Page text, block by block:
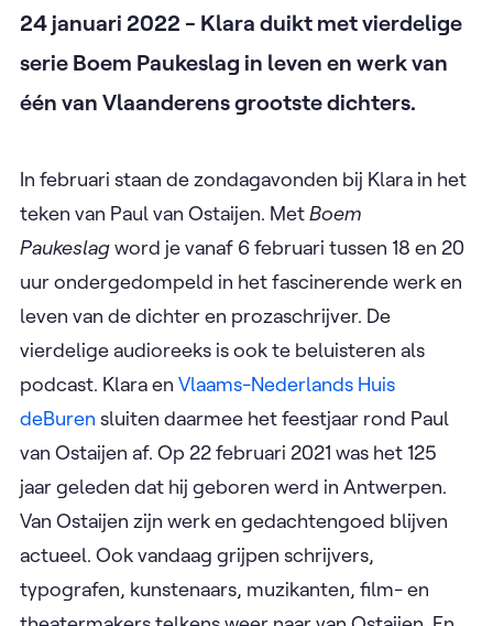
24 januari 2022 - Klara duikt met vierdelige
serie Boem Paukeslag in leven en werk van
één van Vlaanderens grootste dichters.
In februari staan de zondagavonden bij Klara in het
teken van Paul van Ostaijen. MetBoem
Paukeslagword je vanaf 6 februari tussen 18 en 20
uur ondergedompeld in het fascinerende werk en
leven van de dichter en prozaschrijver. De
vierdelige audioreeks is ook te beluisteren als
podcast. Klara en Vlaams-Nederlands Huis
deBuren sluiten daarmee het feestjaar rond Paul
van Ostaijen af. Op 22 februari 2021 was het 125
jaar geleden dat hij geboren werd in Antwerpen.
Van Ostaijen zijn werk en gedachtengoed blijven
actueel. Ook vandaag grijpen schrijvers,
typografen, kunstenaars, muzikanten, film- en